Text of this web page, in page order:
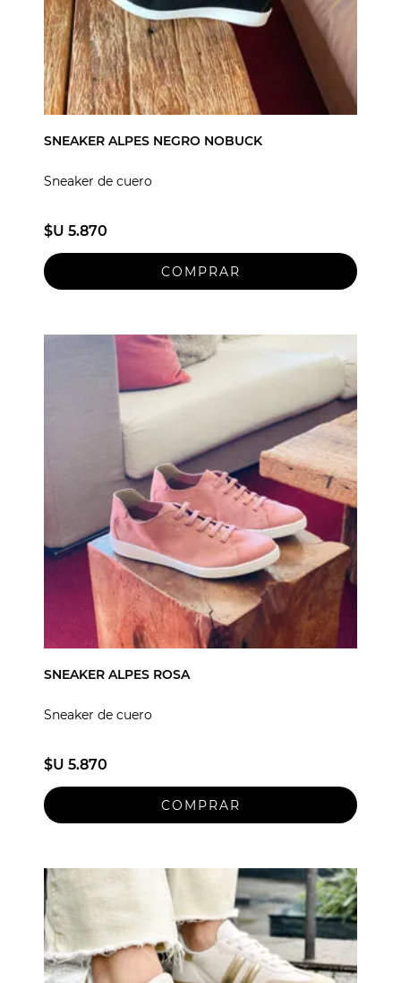
SNEAKER ALPES NEGRO NOBUCK
Sneaker de cuero
$U 5.870
SNEAKER ALPES ROSA
Sneaker de cuero
$U 5.870